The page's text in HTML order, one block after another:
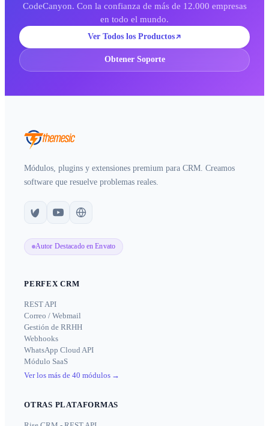
CodeCanyon. Con la confianza de más de 12.000 empresas
en todo el mundo.
Ver Todos los Productos
Obtener Soporte
Módulos, plugins y extensiones premium para CRM. Creamos
software que resuelve problemas reales.
Autor Destacado en Envato
PERFEX CRM
REST API
Correo / Webmail
Gestión de RRHH
Webhooks
WhatsApp Cloud API
Módulo SaaS
Ver los más de 40 módulos →
OTRAS PLATAFORMAS